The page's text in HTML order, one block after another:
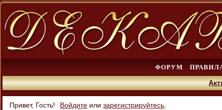
ФОРУМ
Привет, Гость! Войдите илизарегистрируйтесь